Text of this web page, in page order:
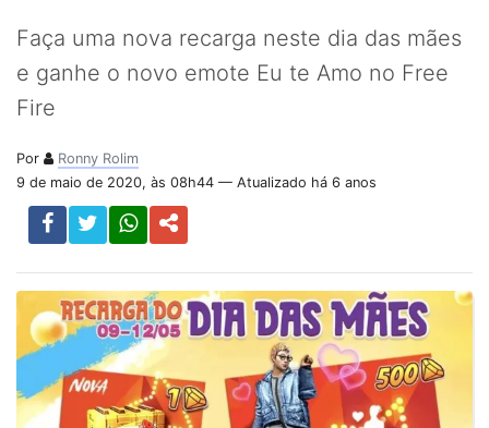
Faça uma nova recarga neste dia das mães
e ganhe o novo emote Eu te Amo no Free
Fire
Por
Ronny Rolim
9 de maio de 2020, às 08h44 — Atualizado há 6 anos